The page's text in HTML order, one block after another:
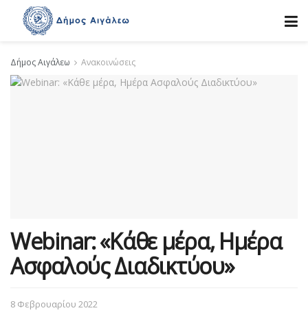
Δήμος Αιγάλεω Ανακοινώσεις
Webinar: «Κάθε μέρα, Ημέρα
Ασφαλούς Διαδικτύου»
8 Φεβρουαρίου 2022